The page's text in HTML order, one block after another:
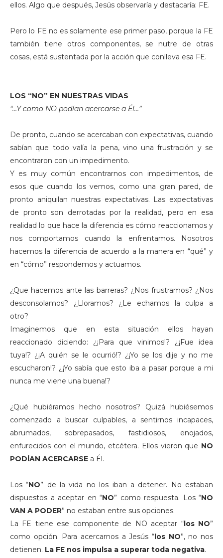
ellos. Algo que después, Jesús observaría y destacaría: FE.
Pero lo FE no es solamente ese primer paso, porque la FE
también tiene otros componentes, se nutre de otras
cosas, está sustentada por la acción que conlleva esa FE.
LOS “NO” EN NUESTRAS VIDAS
“…Y como NO podían acercarse a Él…”
De pronto, cuando se acercaban con expectativas, cuando
sabían que todo valía la pena, vino una frustración y se
encontraron con un impedimento.
Y es muy común encontrarnos con impedimentos, de
esos que cuando los vemos, como una gran pared, de
pronto aniquilan nuestras expectativas. Las expectativas
de pronto son derrotadas por la realidad, pero en esa
realidad lo que hace la diferencia es cómo reaccionamos y
nos comportamos cuando la enfrentamos. Nosotros
hacemos la diferencia de acuerdo a la manera en “qué” y
en “cómo” respondemos y actuamos.
¿Que hacemos ante las barreras? ¿Nos frustramos? ¿Nos
desconsolamos? ¿Lloramos? ¿Le echamos la culpa a
otro?
Imaginemos que en esta situación ellos hayan
reaccionado diciendo: ¿¡Para que vinimos!? ¿¡Fue idea
tuya!? ¿¡A quién se le ocurrió!? ¿¡Yo se los dije y no me
escucharon!? ¿¡Yo sabía que esto iba a pasar porque a mi
nunca me viene una buena!?
¿Qué hubiéramos hecho nosotros? Quizá hubiésemos
comenzado a buscar culpables, a sentirnos incapaces,
abrumados, sobrepasados, fastidiosos, enojados,
enfurecidos con el mundo, etcétera. Ellos vieron que NO
PODÍAN ACERCARSE a Él.
Los “NO” de la vida no los iban a detener. No estaban
dispuestos a aceptar en “NO” como respuesta. Los “NO
VAN A PODER” no estaban entre sus opciones.
La FE tiene ese componente de NO aceptar “los NO”
como opción. Para acercarnos a Jesús “los NO”, no nos
detienen. La FE nos impulsa a superar toda negativa.